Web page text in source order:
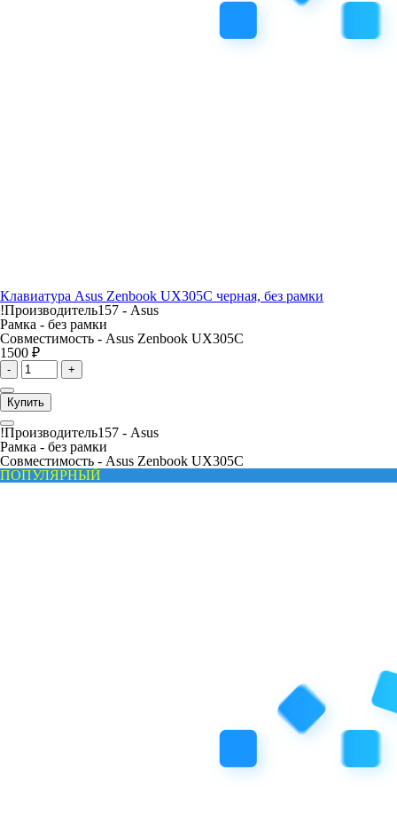
Клавиатура Asus Zenbook UX305C черная, без рамки
!Производитель157 - Asus
Рамка - без рамки
Совместимость - Asus Zenbook UX305C
1500 ₽
- +
Купить
!Производитель157 - Asus
Рамка - без рамки
Совместимость - Asus Zenbook UX305C
ПОПУЛЯРНЫЙ